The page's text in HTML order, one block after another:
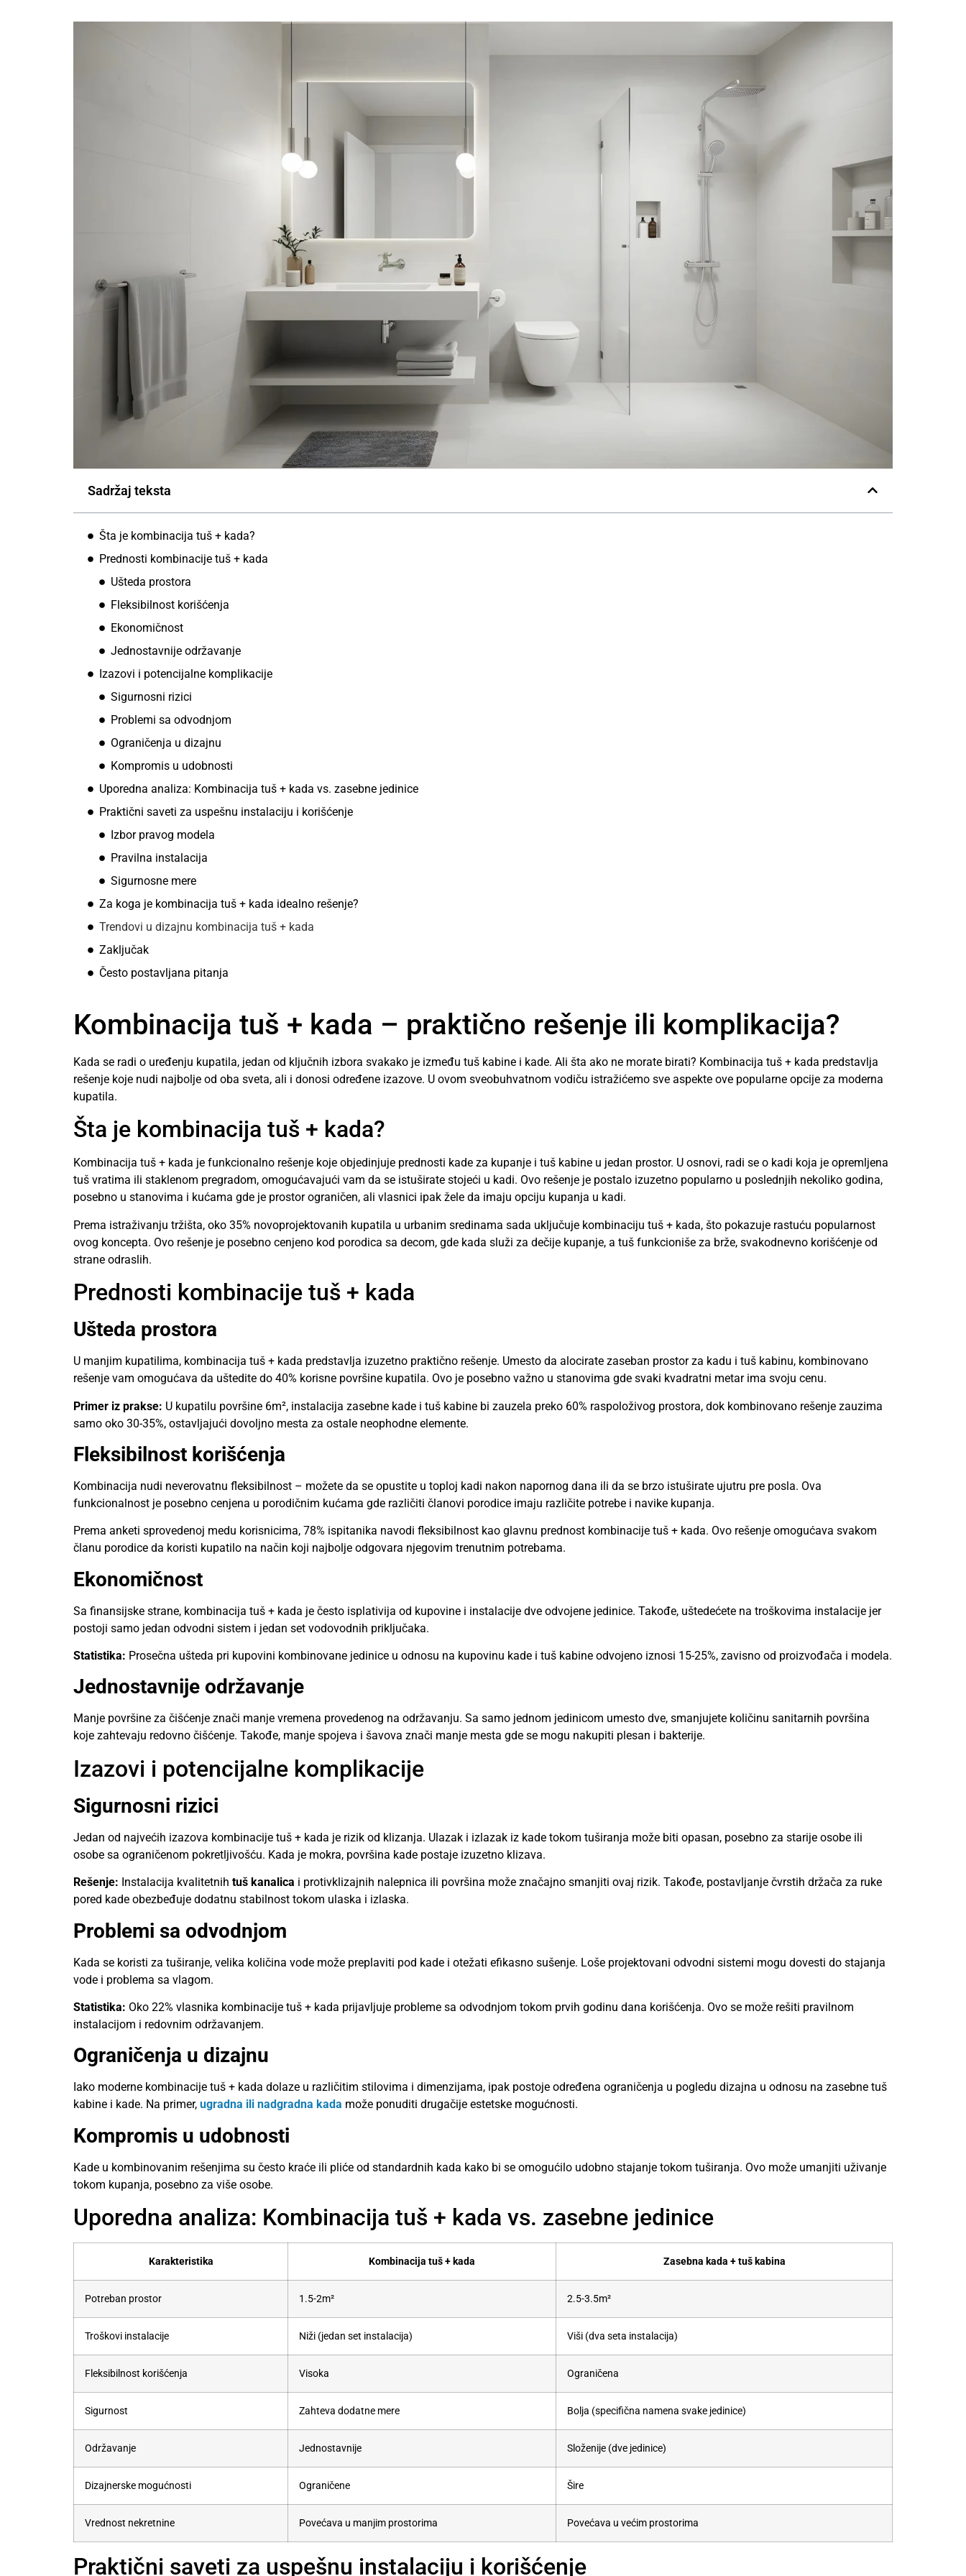
Sadržaj teksta
Šta je kombinacija tuš + kada?
Prednosti kombinacije tuš + kada
Ušteda prostora
Fleksibilnost korišćenja
Ekonomičnost
Jednostavnije održavanje
Izazovi i potencijalne komplikacije
Sigurnosni rizici
Problemi sa odvodnjom
Ograničenja u dizajnu
Kompromis u udobnosti
Uporedna analiza: Kombinacija tuš + kada vs. zasebne jedinice
Praktični saveti za uspešnu instalaciju i korišćenje
Izbor pravog modela
Pravilna instalacija
Sigurnosne mere
Za koga je kombinacija tuš + kada idealno rešenje?
Trendovi u dizajnu kombinacija tuš + kada
Zaključak
Često postavljana pitanja
Kombinacija tuš + kada – praktično rešenje ili komplikacija?
Kada se radi o uređenju kupatila, jedan od ključnih izbora svakako je između tuš kabine i kade. Ali šta ako ne morate birati? Kombinacija tuš + kada predstavlja
rešenje koje nudi najbolje od oba sveta, ali i donosi određene izazove. U ovom sveobuhvatnom vodiču istražićemo sve aspekte ove popularne opcije za moderna
kupatila.
Šta je kombinacija tuš + kada?
Kombinacija tuš + kada je funkcionalno rešenje koje objedinjuje prednosti kade za kupanje i tuš kabine u jedan prostor. U osnovi, radi se o kadi koja je opremljena
tuš vratima ili staklenom pregradom, omogućavajući vam da se istuširate stojeći u kadi. Ovo rešenje je postalo izuzetno popularno u poslednjih nekoliko godina,
posebno u stanovima i kućama gde je prostor ograničen, ali vlasnici ipak žele da imaju opciju kupanja u kadi.
Prema istraživanju tržišta, oko 35% novoprojektovanih kupatila u urbanim sredinama sada uključuje kombinaciju tuš + kada, što pokazuje rastuću popularnost
ovog koncepta. Ovo rešenje je posebno cenjeno kod porodica sa decom, gde kada služi za dečije kupanje, a tuš funkcioniše za brže, svakodnevno korišćenje od
strane odraslih.
Prednosti kombinacije tuš + kada
Ušteda prostora
U manjim kupatilima, kombinacija tuš + kada predstavlja izuzetno praktično rešenje. Umesto da alocirate zaseban prostor za kadu i tuš kabinu, kombinovano
rešenje vam omogućava da uštedite do 40% korisne površine kupatila. Ovo je posebno važno u stanovima gde svaki kvadratni metar ima svoju cenu.
Primer iz prakse: U kupatilu površine 6m², instalacija zasebne kade i tuš kabine bi zauzela preko 60% raspoloživog prostora, dok kombinovano rešenje zauzima
samo oko 30-35%, ostavljajući dovoljno mesta za ostale neophodne elemente.
Fleksibilnost korišćenja
Kombinacija nudi neverovatnu fleksibilnost – možete da se opustite u toploj kadi nakon napornog dana ili da se brzo istuširate ujutru pre posla. Ova
funkcionalnost je posebno cenjena u porodičnim kućama gde različiti članovi porodice imaju različite potrebe i navike kupanja.
Prema anketi sprovedenoj medu korisnicima, 78% ispitanika navodi fleksibilnost kao glavnu prednost kombinacije tuš + kada. Ovo rešenje omogućava svakom
članu porodice da koristi kupatilo na način koji najbolje odgovara njegovim trenutnim potrebama.
Ekonomičnost
Sa finansijske strane, kombinacija tuš + kada je često isplativija od kupovine i instalacije dve odvojene jedinice. Takođe, uštedećete na troškovima instalacije jer
postoji samo jedan odvodni sistem i jedan set vodovodnih priključaka.
Statistika: Prosečna ušteda pri kupovini kombinovane jedinice u odnosu na kupovinu kade i tuš kabine odvojeno iznosi 15-25%, zavisno od proizvođača i modela.
Jednostavnije održavanje
Manje površine za čišćenje znači manje vremena provedenog na održavanju. Sa samo jednom jedinicom umesto dve, smanjujete količinu sanitarnih površina
koje zahtevaju redovno čišćenje. Takođe, manje spojeva i šavova znači manje mesta gde se mogu nakupiti plesan i bakterije.
Izazovi i potencijalne komplikacije
Sigurnosni rizici
Jedan od najvećih izazova kombinacije tuš + kada je rizik od klizanja. Ulazak i izlazak iz kade tokom tuširanja može biti opasan, posebno za starije osobe ili
osobe sa ograničenom pokretljivošću. Kada je mokra, površina kade postaje izuzetno klizava.
Rešenje: Instalacija kvalitetnih tuš kanalica i protivklizajnih nalepnica ili površina može značajno smanjiti ovaj rizik. Takođe, postavljanje čvrstih držača za ruke
pored kade obezbeđuje dodatnu stabilnost tokom ulaska i izlaska.
Problemi sa odvodnjom
Kada se koristi za tuširanje, velika količina vode može preplaviti pod kade i otežati efikasno sušenje. Loše projektovani odvodni sistemi mogu dovesti do stajanja
vode i problema sa vlagom.
Statistika: Oko 22% vlasnika kombinacije tuš + kada prijavljuje probleme sa odvodnjom tokom prvih godinu dana korišćenja. Ovo se može rešiti pravilnom
instalacijom i redovnim održavanjem.
Ograničenja u dizajnu
Iako moderne kombinacije tuš + kada dolaze u različitim stilovima i dimenzijama, ipak postoje određena ograničenja u pogledu dizajna u odnosu na zasebne tuš
kabine i kade. Na primer, ugradna ili nadgradna kada može ponuditi drugačije estetske mogućnosti.
Kompromis u udobnosti
Kade u kombinovanim rešenjima su često kraće ili pliće od standardnih kada kako bi se omogućilo udobno stajanje tokom tuširanja. Ovo može umanjiti uživanje
tokom kupanja, posebno za više osobe.
Uporedna analiza: Kombinacija tuš + kada vs. zasebne jedinice
Karakteristika Kombinacija tuš + kada Zasebna kada + tuš kabina
Potreban prostor 1.5-2m² 2.5-3.5m²
Troškovi instalacije Niži (jedan set instalacija) Viši (dva seta instalacija)
Fleksibilnost korišćenja Visoka Ograničena
Sigurnost Zahteva dodatne mere Bolja (specifična namena svake jedinice)
Održavanje Jednostavnije Složenije (dve jedinice)
Dizajnerske mogućnosti Ograničene Šire
Vrednost nekretnine Povećava u manjim prostorima Povećava u većim prostorima
Praktični saveti za uspešnu instalaciju i korišćenje